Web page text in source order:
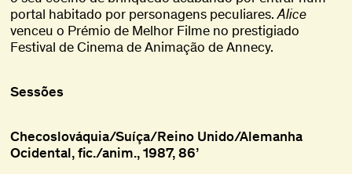
portal habitado por personagens peculiares.Alice
venceu o Prémio de Melhor Filme no prestigiado
Festival de Cinema de Animação de Annecy.
Sessões
Checoslováquia/Suíça/Reino Unido/Alemanha
Ocidental, fic./anim., 1987, 86’